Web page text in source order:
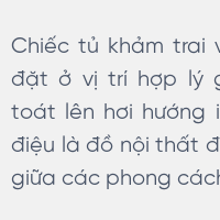
Chiếc tủ khảm trai
đặt ở vị trí hợp lý
toát lên hơi hướng
điệu là đồ nội thất
giữa các phong